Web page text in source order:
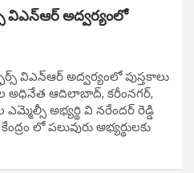
విఎన్ఆర్ అద్వర్యంలో
విఎన్ఆర్ అద్వర్యంలో పుస్తకాలు
అధినేత ఆదిలాబాద్, కరీంనగర్,
అభ్యర్థి వి నరేందర్ రెడ్డి
లో పలువురు అభ్యర్థులకు